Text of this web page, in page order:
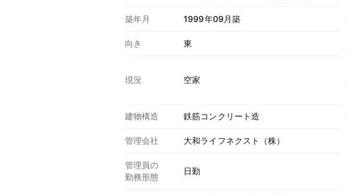
築年月 1999年09月築
向き 東
現況 空家
建物構造 鉄筋コンクリート造
管理会社 大和ライフネクスト（株）
管理員の
勤務形態
日勤